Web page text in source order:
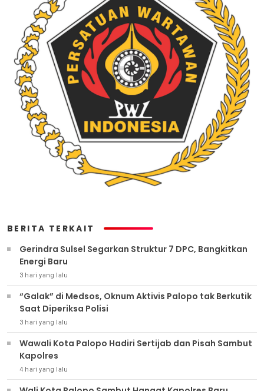
BERITA TERKAIT
Gerindra Sulsel Segarkan Struktur 7 DPC, Bangkitkan
Energi Baru
3 hari yang lalu
“Galak” di Medsos, Oknum Aktivis Palopo tak Berkutik
Saat Diperiksa Polisi
3 hari yang lalu
Wawali Kota Palopo Hadiri Sertijab dan Pisah Sambut
Kapolres
4 hari yang lalu